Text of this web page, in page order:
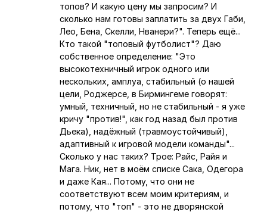
топов? И какую цену мы запросим? И
сколько нам готовы заплатить за двух Габи,
Лео, Бена, Скелли, Нванери?". Теперь ещё...
Кто такой "топовый футболист"? Даю
собственное определение: "Это
высокотехничный игрок одного или
нескольких, амплуа, стабильный (о нашей
цели, Роджерсе, в Бирмингеме говорят:
умный, техничный, но не стабильный - я уже
кричу "против!", как год назад был против
Дьека), надёжный (травмоустойчивый),
адаптивный к игровой модели команды"...
Сколько у нас таких? Трое: Райс, Райя и
Мага. Ник, нет в моём списке Сака, Одегора
и даже Кая... Потому, что они не
соответствуют всем моим критериям, и
потому, что "топ" - это не дворянской